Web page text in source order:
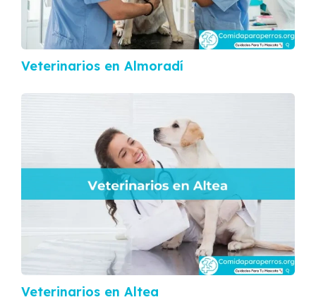
Veterinarios en Almoradí
Veterinarios en Altea